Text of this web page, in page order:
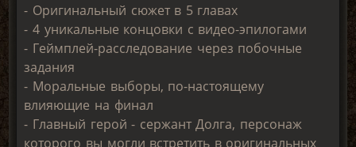
- Оригинальный сюжет в 5 главах
- 4 уникальные концовки с видео-эпилогами
- Геймплей-расследование через побочные
задания
- Моральные выборы, по-настоящему
влияющие на финал
- Главный герой - сержант Долга, персонаж
которого вы могли встретить в оригинальных